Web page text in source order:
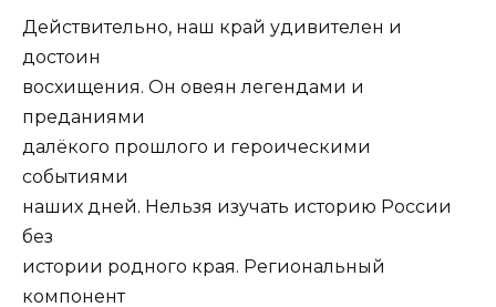
Действительно, наш край удивителен и
достоин
восхищения. Он овеян легендами и
преданиями
далёкого прошлого и героическими
событиями
наших дней. Нельзя изучать историю России
без
истории родного края. Региональный
компонент